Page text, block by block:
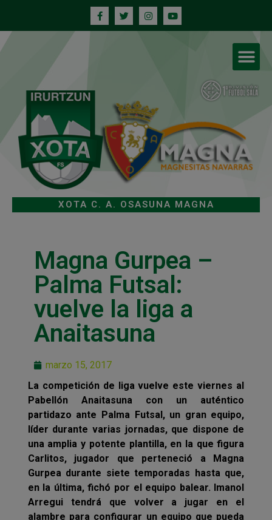
XOTA C. A. OSASUNA MAGNA
Magna Gurpea –
Palma Futsal:
vuelve la liga a
Anaitasuna
marzo 15, 2017
La competición de liga vuelve este viernes al
Pabellón Anaitasuna con un auténtico
partidazo ante Palma Futsal, un gran equipo,
líder durante varias jornadas, que dispone de
una amplia y potente plantilla, en la que figura
Carlitos, jugador que perteneció a Magna
Gurpea durante siete temporadas hasta que,
en la última, fichó por el equipo balear. Imanol
Arregui tendrá que volver a jugar en el
alambre para configurar un equipo que pueda